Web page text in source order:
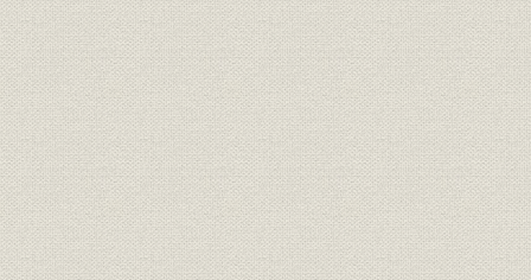
鉄道車両用熱交換器の拡販と新幹線車両への採用
工業用冷却ファンの開発
低温工業用大型熱交換器分野への進出
油圧機器への進出と油圧機器事業の確立
船舶用油圧装置
体制整備と事業部制の導入